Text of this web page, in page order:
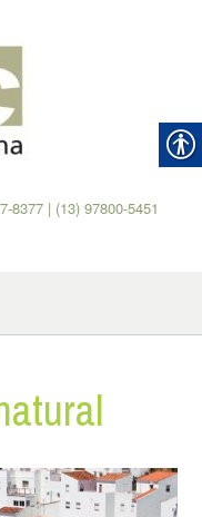
8377 | (13) 97800-5451